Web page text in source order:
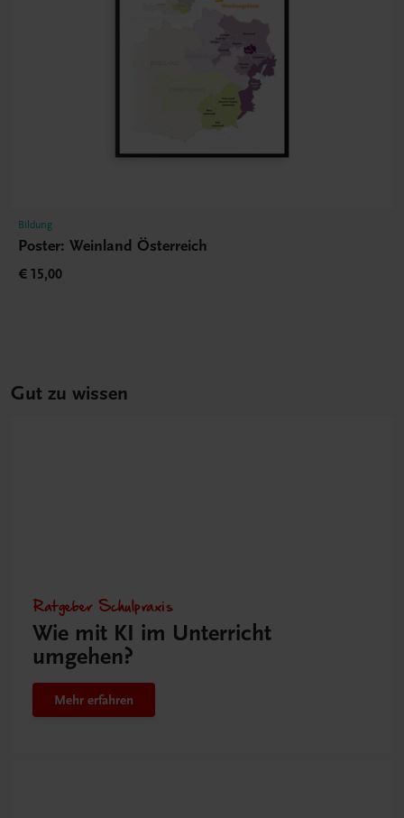
Bildung
Poster: Weinland Österreich
€ 15,00
Gut zu wissen
Ratgeber Schulpraxis
Wie mit KI im Unterricht
umgehen?
Mehr erfahren